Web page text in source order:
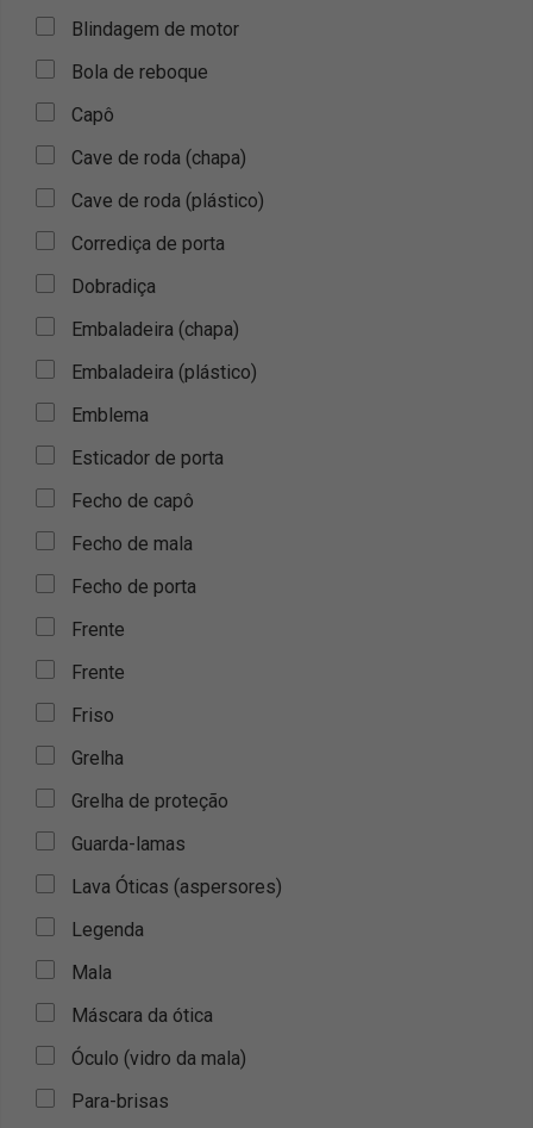
Blindagem de motor
Bola de reboque
Capô
Cave de roda (chapa)
Cave de roda (plástico)
Corrediça de porta
Dobradiça
Embaladeira (chapa)
Embaladeira (plástico)
Emblema
Esticador de porta
Fecho de capô
Fecho de mala
Fecho de porta
Frente
Frente
Friso
Grelha
Grelha de proteção
Guarda-lamas
Lava Óticas (aspersores)
Legenda
Mala
Máscara da ótica
Óculo (vidro da mala)
Para-brisas